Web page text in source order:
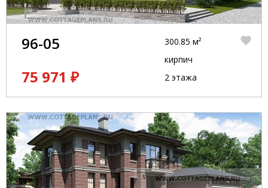
96-05
75 971 ₽
300.85 м²
кирпич
2 этажа